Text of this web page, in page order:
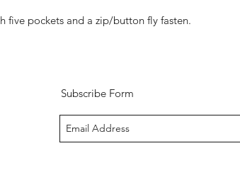
five pockets and a zip/button fly fasten.
Subscribe Form